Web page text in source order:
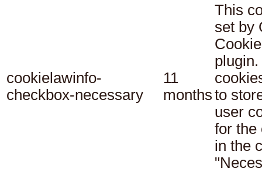
cookielawinfo-
checkbox-necessary
11
months
This
set by
to
user
for the
in the